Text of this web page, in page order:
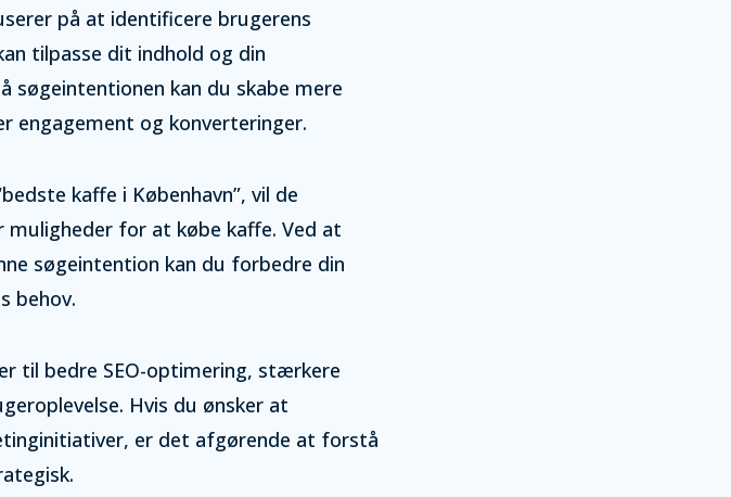
på at identificere brugerens
tilpasse dit indhold og din
kan du skabe mere
engagement og konverteringer.
kaffe i København”, vil de
muligheder for at købe kaffe. Ved at
søgeintention kan du forbedre din
behov.
til bedre SEO-optimering, stærkere
Hvis du ønsker at
er det afgørende at forstå